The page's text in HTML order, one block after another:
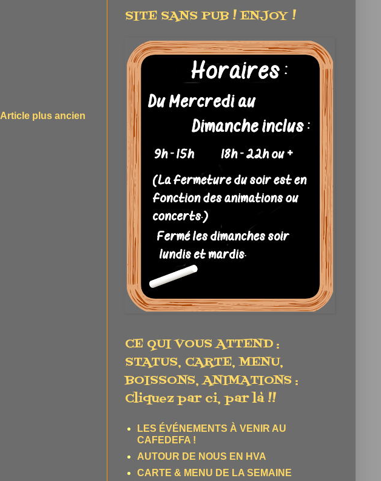
Article plus ancien
SITE SANS PUB ! ENJOY !
CE QUI VOUS ATTEND :
STATUS, CARTE, MENU,
BOISSONS, ANIMATIONS :
Cliquez par ci, par là !!
LES ÉVÉNEMENTS À VENIR AU
CAFEDEFA !
AUTOUR DE NOUS EN HVA
CARTE & MENU DE LA SEMAINE